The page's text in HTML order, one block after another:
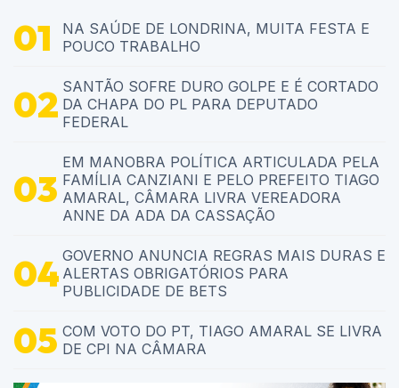
NA SAÚDE DE LONDRINA, MUITA FESTA E
POUCO TRABALHO
SANTÃO SOFRE DURO GOLPE E É CORTADO
DA CHAPA DO PL PARA DEPUTADO
FEDERAL
EM MANOBRA POLÍTICA ARTICULADA PELA
FAMÍLIA CANZIANI E PELO PREFEITO TIAGO
AMARAL, CÂMARA LIVRA VEREADORA
ANNE DA ADA DA CASSAÇÃO
GOVERNO ANUNCIA REGRAS MAIS DURAS E
ALERTAS OBRIGATÓRIOS PARA
PUBLICIDADE DE BETS
COM VOTO DO PT, TIAGO AMARAL SE LIVRA
DE CPI NA CÂMARA